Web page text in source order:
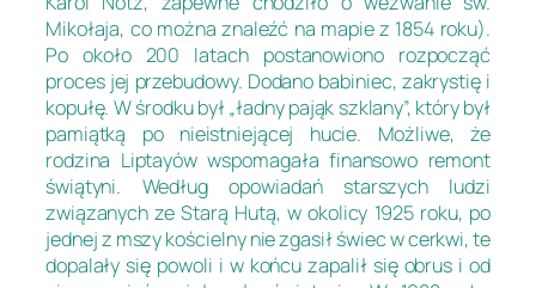
Mikołaja, co można znaleźć na mapie z 1854 roku).
Po około 200 latach postanowiono rozpocząć
proces jej przebudowy. Dodano babiniec, zakrystię i
kopułę. W środku był „ładny pająk szklany”, który był
pamiątką po nieistniejącej hucie. Możliwe, że
rodzina Liptayów wspomagała finansowo remont
świątyni. Według opowiadań starszych ludzi
związanych ze Starą Hutą, w okolicy 1925 roku, po
jednej z mszy kościelny nie zgasił świec w cerkwi, te
dopalały się powoli i w końcu zapalił się obrus i od